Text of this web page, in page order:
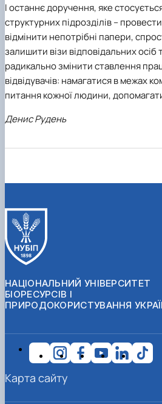
І останнє доручення, яке
структурних підрозділів –
відмінити непотрібні папери,
залишити візи відповідальних
радикально змінити ставлення
відвідувачів: намагатися в межах
питання кожної людини,
Денис Рудень
НАЦІОНАЛЬНИЙ УНІВЕРСИТЕТ
БІОРЕСУРСІВ І
ПРИРОДОКОРИСТУВАННЯ
Карта сайту